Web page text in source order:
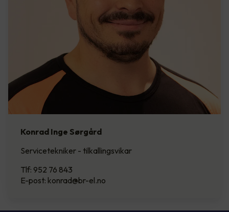
Konrad Inge Sørgård
Servicetekniker - tilkallingsvikar
Tlf: 952 76 843
E-post: konrad@br-el.no